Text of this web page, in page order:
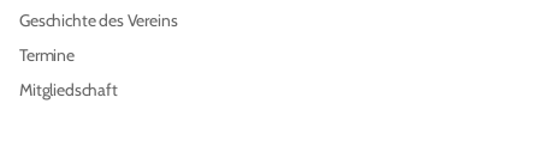
Geschichte des Vereins
Termine
Mitgliedschaft